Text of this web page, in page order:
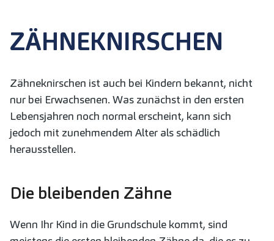
ZÄHNEKNIRSCHEN
Zähneknirschen ist auch bei Kindern bekannt, nicht
nur bei Erwachsenen. Was zunächst in den ersten
Lebensjahren noch normal erscheint, kann sich
jedoch mit zunehmendem Alter als schädlich
herausstellen.
Die bleibenden Zähne
Wenn Ihr Kind in die Grundschule kommt, sind